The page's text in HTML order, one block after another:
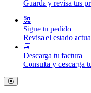
Guarda y revisa tus
Sigue tu pedido
Revisa el estado
Descarga tu factura
Consulta y descarga